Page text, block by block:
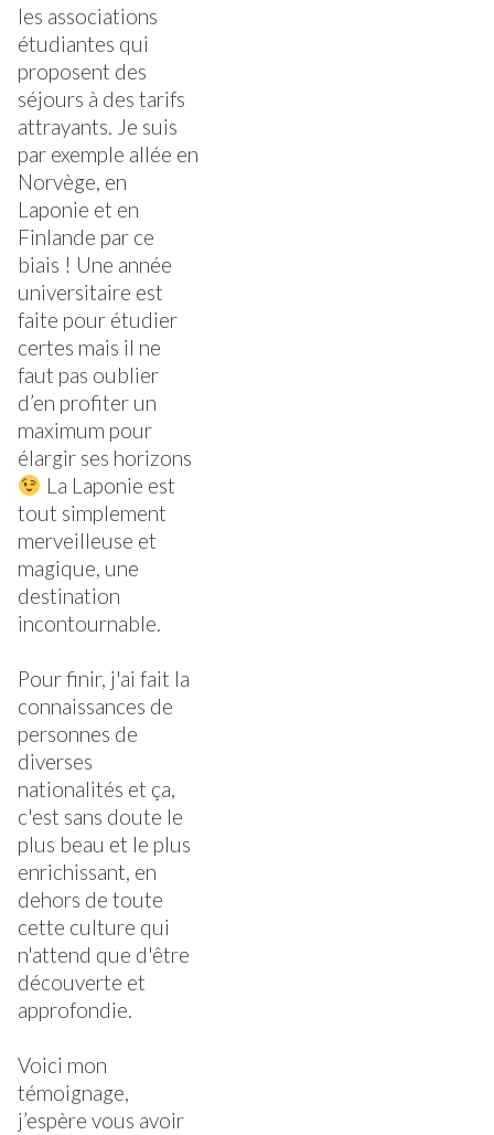
les associations
étudiantes qui
proposent des
séjours à des tarifs
attrayants. Je suis
par exemple allée en
Norvège, en
Laponie et en
Finlande par ce
biais ! Une année
universitaire est
faite pour étudier
certes mais il ne
faut pas oublier
d’en profiter un
maximum pour
élargir ses horizons
La Laponie est
tout simplement
merveilleuse et
magique, une
destination
incontournable.
Pour finir, j'ai fait la
connaissances de
personnes de
diverses
nationalités et ça,
c'est sans doute le
plus beau et le plus
enrichissant, en
dehors de toute
cette culture qui
n'attend que d'être
découverte et
approfondie.
Voici mon
témoignage,
j’espère vous avoir